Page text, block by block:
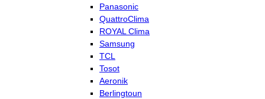
Panasonic
QuattroClima
ROYAL Clima
Samsung
TCL
Tosot
Aeronik
Berlingtoun